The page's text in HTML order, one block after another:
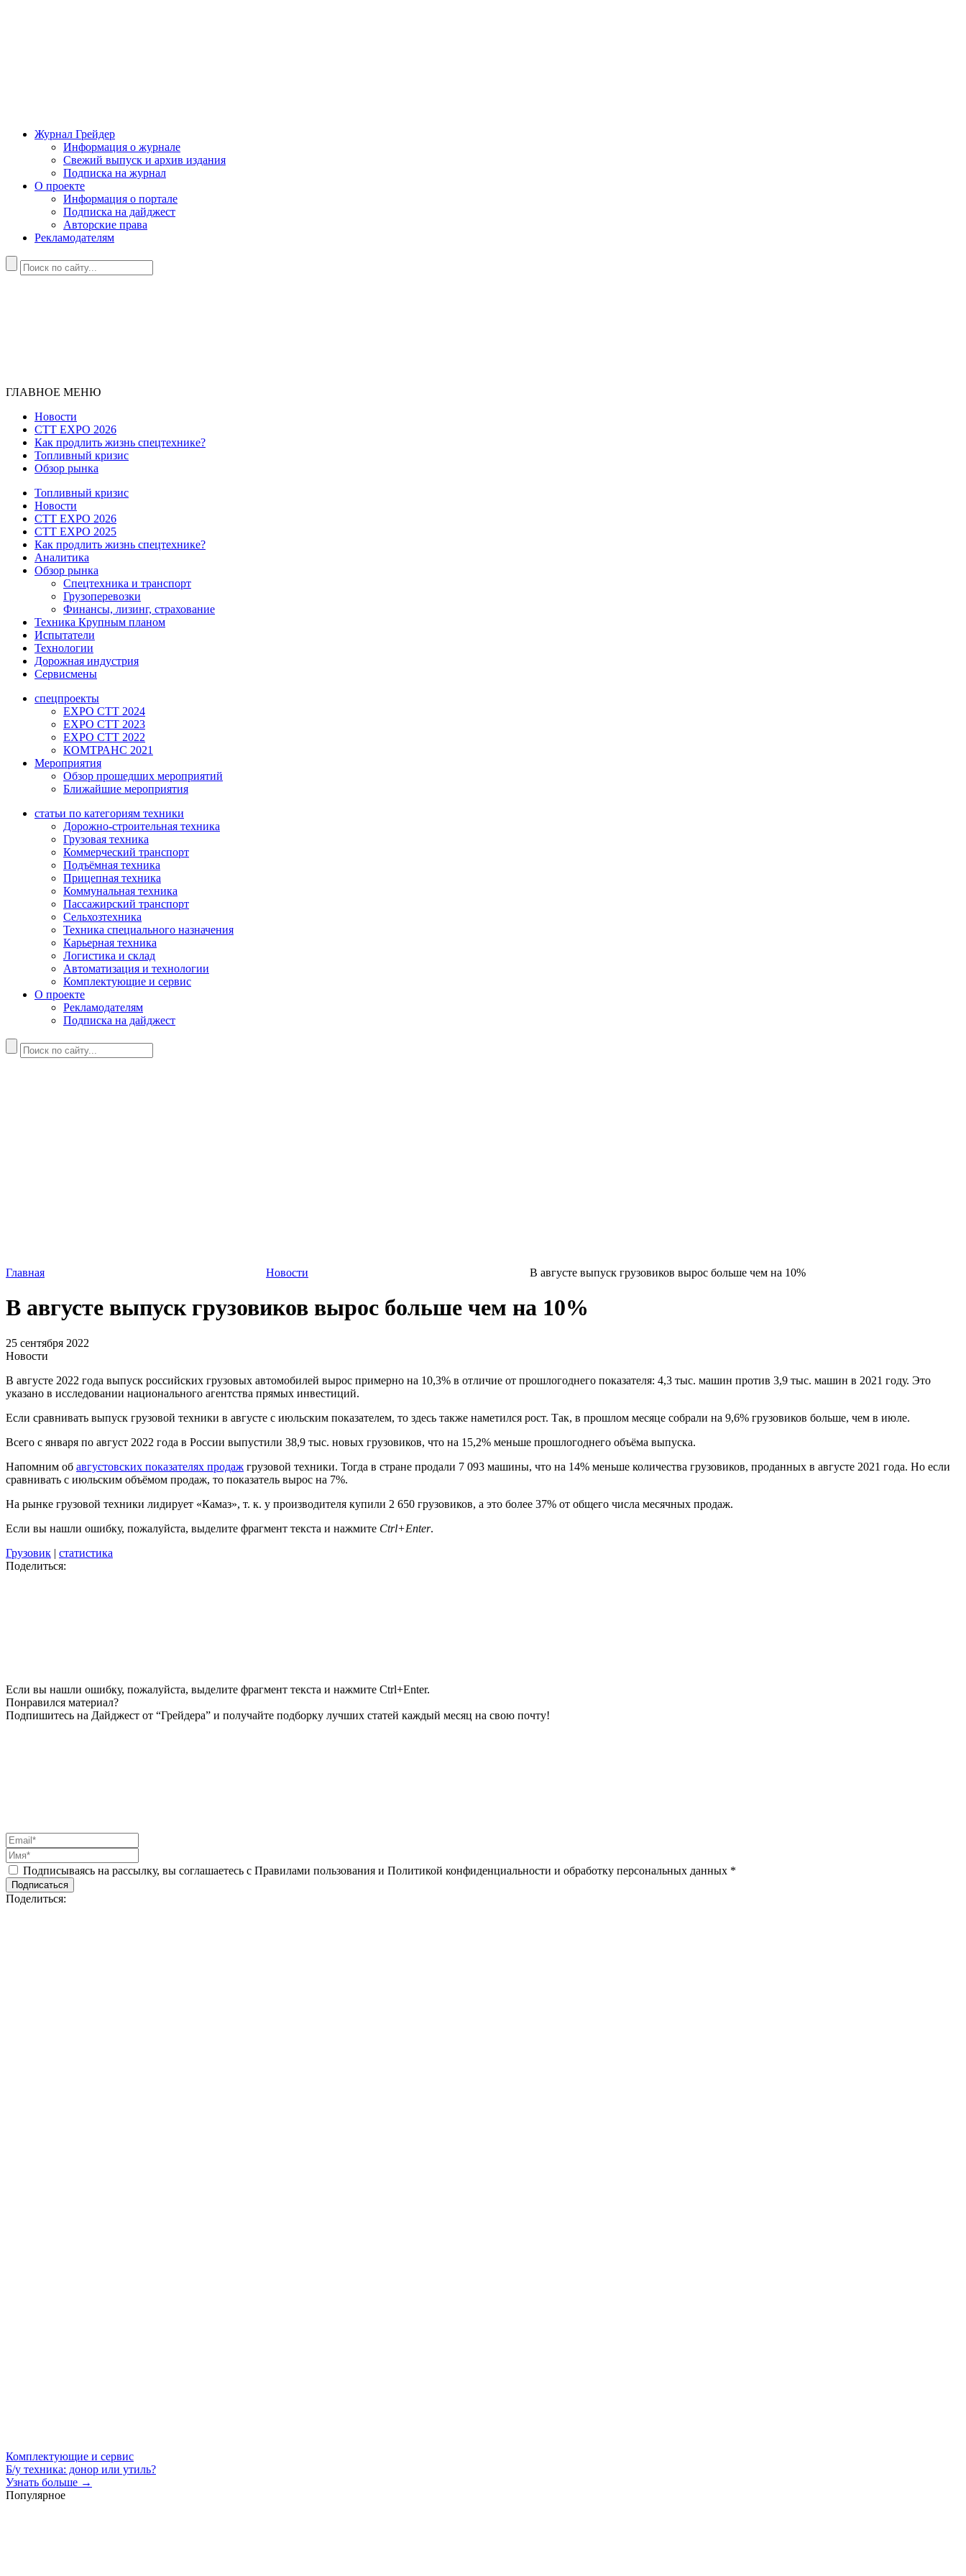
Журнал Грейдер
Информация о журнале
Свежий выпуск и архив издания
Подписка на журнал
О проекте
Информация о портале
Подписка на дайджест
Авторские права
Рекламодателям
ГЛАВНОЕ МЕНЮ
Новости
CTT EXPO 2026
Как продлить жизнь спецтехнике?
Топливный кризис
Обзор рынка
Топливный кризис
Новости
CTT EXPO 2026
CTT EXPO 2025
Как продлить жизнь спецтехнике?
Аналитика
Обзор рынка
Спецтехника и транспорт
Грузоперевозки
Финансы, лизинг, страхование
Техника Крупным планом
Испытатели
Технологии
Дорожная индустрия
Сервисмены
спецпроекты
EXPO CTT 2024
EXPO CTT 2023
EXPO CTT 2022
КОМТРАНС 2021
Мероприятия
Обзор прошедших мероприятий
Ближайшие мероприятия
статьи по категориям техники
Дорожно-строительная техника
Грузовая техника
Коммерческий транспорт
Подъёмная техника
Прицепная техника
Коммунальная техника
Пассажирский транспорт
Сельхозтехника
Техника специального назначения
Карьерная техника
Логистика и склад
Автоматизация и технологии
Комплектующие и сервис
О проекте
Рекламодателям
Подписка на дайджест
Главная Новости В августе выпуск грузовиков вырос больше чем на 10%
В августе выпуск грузовиков вырос больше чем на 10%
25 сентября 2022
Новости
В августе 2022 года выпуск российских грузовых автомобилей вырос примерно на 10,3% в отличие от прошлогоднего показателя: 4,3 тыс. машин против 3,9 тыс. машин в 2021 году. Это
указано в исследовании национального агентства прямых инвестиций.
Если сравнивать выпуск грузовой техники в августе с июльским показателем, то здесь также наметился рост. Так, в прошлом месяце собрали на 9,6% грузовиков больше, чем в июле.
Всего с января по август 2022 года в России выпустили 38,9 тыс. новых грузовиков, что на 15,2% меньше прошлогоднего объёма выпуска.
Напомним об августовских показателях продаж грузовой техники. Тогда в стране продали 7 093 машины, что на 14% меньше количества грузовиков, проданных в августе 2021 года. Но если
сравнивать с июльским объёмом продаж, то показатель вырос на 7%.
На рынке грузовой техники лидирует «Камаз», т. к. у производителя купили 2 650 грузовиков, а это более 37% от общего числа месячных продаж.
Если вы нашли ошибку, пожалуйста, выделите фрагмент текста и нажмите Ctrl+Enter.
Грузовик | статистика
Поделиться:
Если вы нашли ошибку, пожалуйста, выделите фрагмент текста и нажмите Ctrl+Enter.
Понравился материал?
Подпишитесь на Дайджест от “Грейдера” и получайте подборку лучших статей каждый месяц на свою почту!
Подписываясь на рассылку, вы соглашаетесь с Правилами пользования и Политикой конфиденциальности и обработку персональных данных *
Подписаться
Поделиться:
Комплектующие и сервис
Б/у техника: донор или утиль?
Узнать больше →
Популярное